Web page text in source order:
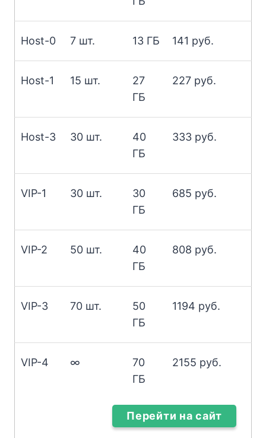
Host-0 7 шт. 13 ГБ 141 руб.
Host-1 15 шт.
27
ГБ
227 руб.
Host-3 30 шт.
40
ГБ
333 руб.
VIP-1 30 шт.
30
ГБ
685 руб.
VIP-2 50 шт.
40
ГБ
808 руб.
VIP-3 70 шт.
50
ГБ
1194 руб.
VIP-4 ∞
70
ГБ
2155 руб.
Перейти на сайт